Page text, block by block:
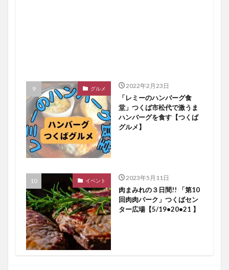
グルメ 2022年2月23日
「レミーのハンバーグ食
堂」つくば市松代で激うま
ハンバーグを食す【つくば
グルメ】
イベント 2023年5月11日
肉まみれの３日間!! 「第10
回肉肉パーク」つくばセン
ター広場【5/19•20•21 】